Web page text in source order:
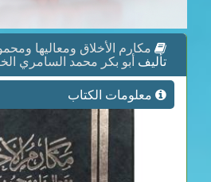
مكارم الأخلاق ومعاليها
تأليف أبو بكر محمد السامري
معلومات الكتاب